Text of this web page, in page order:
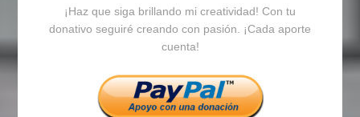
en
Facebook
en
Twitter
en
Instagram
¡Haz que siga brillando mi creatividad! Con tu
donativo seguiré creando con pasión. ¡Cada aporte
cuenta!